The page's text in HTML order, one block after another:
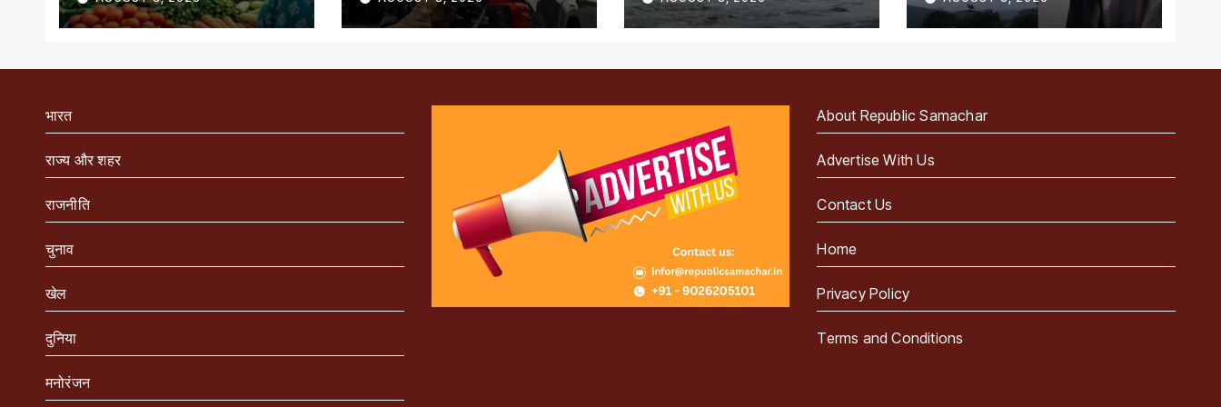
भारत
राज्य और शहर
राजनीति
चुनाव
खेल
दुनिया
मनोरंजन
About Republic Samachar
Advertise With Us
Contact Us
Home
Privacy Policy
Terms and Conditions